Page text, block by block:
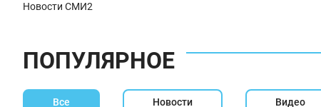
Новости СМИ2
ПОПУЛЯРНОЕ
Все Новости Видео